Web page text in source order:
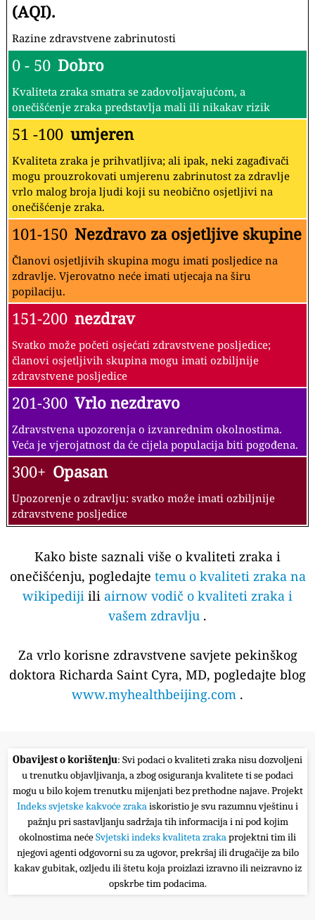
(AQI).
Razine zdravstvene zabrinutosti
0 - 50 Dobro
Kvaliteta zraka smatra se zadovoljavajućom, a
onečišćenje zraka predstavlja mali ili nikakav rizik
51 -100 umjeren
Kvaliteta zraka je prihvatljiva; ali ipak, neki zagađivači
mogu prouzrokovati umjerenu zabrinutost za zdravlje
vrlo malog broja ljudi koji su neobično osjetljivi na
onečišćenje zraka.
101-150 Nezdravo za osjetljive skupine
Članovi osjetljivih skupina mogu imati posljedice na
zdravlje. Vjerovatno neće imati utjecaja na širu
popilaciju.
151-200 nezdrav
Svatko može početi osjećati zdravstvene posljedice;
članovi osjetljivih skupina mogu imati ozbiljnije
zdravstvene posljedice
201-300 Vrlo nezdravo
Zdravstvena upozorenja o izvanrednim okolnostima.
Veća je vjerojatnost da će cijela populacija biti pogođena.
300+ Opasan
Upozorenje o zdravlju: svatko može imati ozbiljnije
zdravstvene posljedice
Kako biste saznali više o kvaliteti zraka i
onečišćenju, pogledajte temu o kvaliteti zraka na
wikipediji ili airnow vodič o kvaliteti zraka i
vašem zdravlju .
Za vrlo korisne zdravstvene savjete pekinškog
doktora Richarda Saint Cyra, MD, pogledajte blog
www.myhealthbeijing.com .
Obavijest o korištenju: Svi podaci o kvaliteti zraka nisu dozvoljeni
u trenutku objavljivanja, a zbog osiguranja kvalitete ti se podaci
mogu u bilo kojem trenutku mijenjati bez prethodne najave. Projekt
Indeks svjetske kakvoće zrakaiskoristio je svu razumnu vještinu i
pažnju pri sastavljanju sadržaja tih informacija i ni pod kojim
okolnostima nećeSvjetski indeks kvaliteta zrakaprojektni tim ili
njegovi agenti odgovorni su za ugovor, prekršaj ili drugačije za bilo
kakav gubitak, ozljedu ili štetu koja proizlazi izravno ili neizravno iz
opskrbe tim podacima.